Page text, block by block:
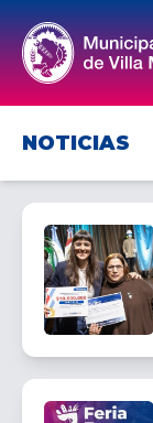
NOTICIAS